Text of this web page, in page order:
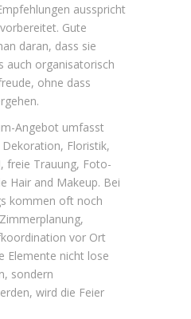
ausspricht
Gute
daran, dass sie
auch organisatorisch
ohne dass
Angebot umfasst
Floristik,
, freie Trauung, Foto-
Hair and Makeup. Bei
kommen oft noch
vor Ort
Elemente nicht lose
sondern
wird die Feier